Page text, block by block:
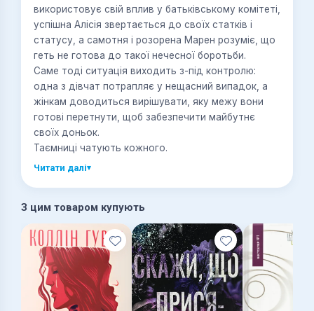
використовує свій вплив у батьківському комітеті,
успішна Алісія звертається до своїх статків і
статусу, а самотня і розорена Марен розуміє, що
геть не готова до такої нечесної боротьби.
Саме тоді ситуація виходить з-під контролю:
одна з дівчат потрапляє у нещасний випадок, а
жінкам доводиться вирішувати, яку межу вони
готові перетнути, щоб забезпечити майбутнє
своїх доньок.
Таємниці чатують кожного.
Читати далі▾
З цим товаром купують